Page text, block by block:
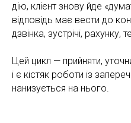
дію, клієнт знову йде
відповідь має вести до
дзвінка, зустрічі, рахунку,
Цей цикл — прийняти,
і є кістяк роботи із
нанизується на нього.